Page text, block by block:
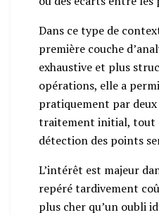
Dans ce type de
première couche
exhaustive et plus
opérations, elle a
pratiquement par
traitement initial, tout
détection des points
L’intérêt est majeur
repéré tardivement
plus cher qu’un oubli